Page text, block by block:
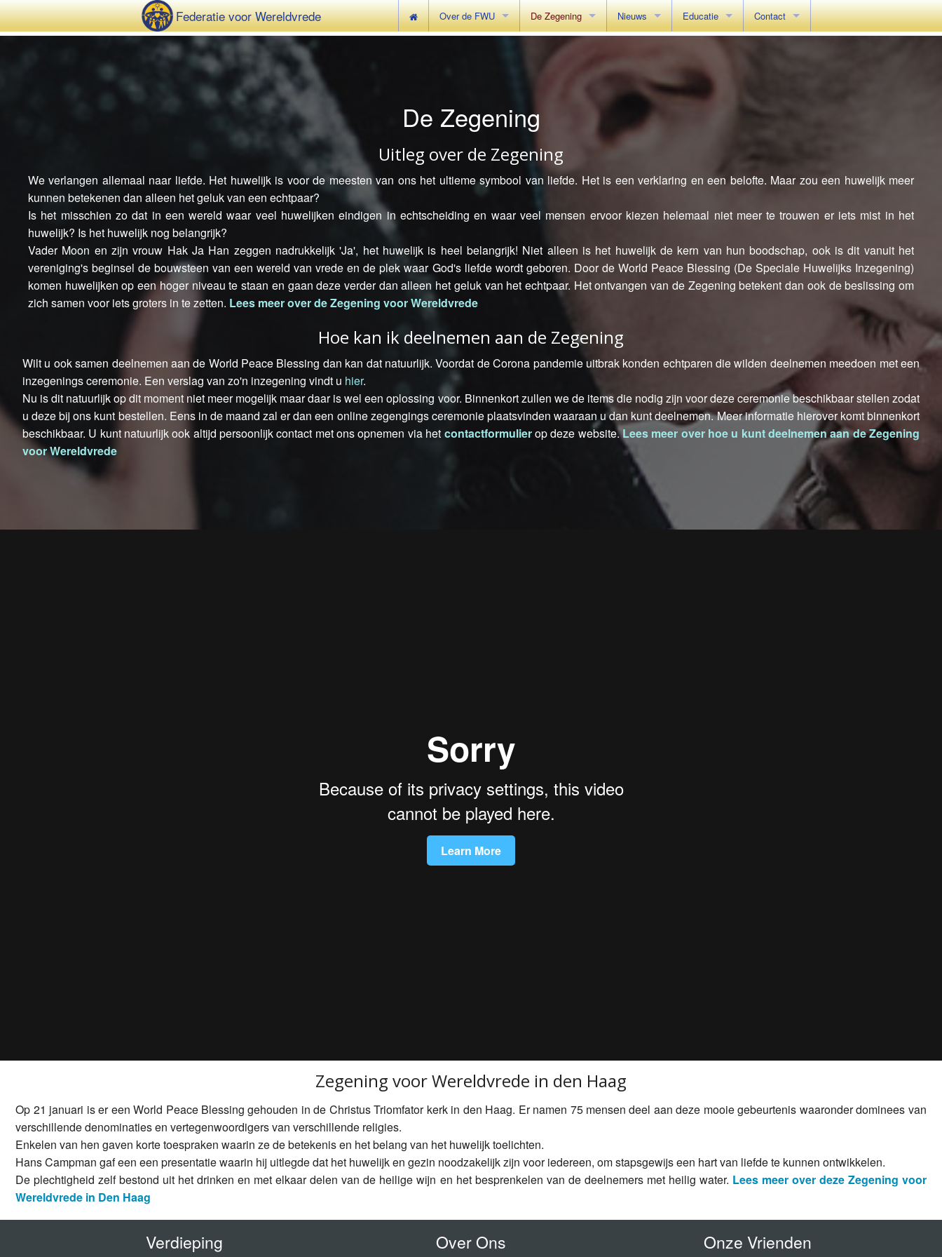
Federatie voor Wereldvrede Over de FWU
De Centenary Tentoonstelling
De Zegening
Uitleg over de Zegening
Hoe kan ik deelnemen aan de Zegening
Nieuws
Wereld Summit 2019
Educatie
Het Beginsel in 10 minuten
Het Beginsel: 6 Brochures
Het Beginsel: Origineel Boek (engels)
Contact
De Zegening
Uitleg over de Zegening
We verlangen allemaal naar liefde. Het huwelijk is voor de meesten van ons het ultieme symbool van liefde. Het is een verklaring en een belofte. Maar zou een huwelijk meer
kunnen betekenen dan alleen het geluk van een echtpaar?
Is het misschien zo dat in een wereld waar veel huwelijken eindigen in echtscheiding en waar veel mensen ervoor kiezen helemaal niet meer te trouwen er iets mist in het
huwelijk? Is het huwelijk nog belangrijk?
Vader Moon en zijn vrouw Hak Ja Han zeggen nadrukkelijk 'Ja', het huwelijk is heel belangrijk! Niet alleen is het huwelijk de kern van hun boodschap, ook is dit vanuit het
vereniging's beginsel de bouwsteen van een wereld van vrede en de plek waar God's liefde wordt geboren. Door de World Peace Blessing (De Speciale Huwelijks Inzegening)
komen huwelijken op een hoger niveau te staan en gaan deze verder dan alleen het geluk van het echtpaar. Het ontvangen van de Zegening betekent dan ook de beslissing om
zich samen voor iets groters in te zetten. Lees meer over de Zegening voor Wereldvrede
Hoe kan ik deelnemen aan de Zegening
Wilt u ook samen deelnemen aan de World Peace Blessing dan kan dat natuurlijk. Voordat de Corona pandemie uitbrak konden echtparen die wilden deelnemen meedoen met een
inzegenings ceremonie. Een verslag van zo'n inzegening vindt u hier.
Nu is dit natuurlijk op dit moment niet meer mogelijk maar daar is wel een oplossing voor. Binnenkort zullen we de items die nodig zijn voor deze ceremonie beschikbaar stellen zodat
u deze bij ons kunt bestellen. Eens in de maand zal er dan een online zegengings ceremonie plaatsvinden waaraan u dan kunt deelnemen. Meer informatie hierover komt binnenkort
beschikbaar. U kunt natuurlijk ook altijd persoonlijk contact met ons opnemen via het contactformulierop deze website.Lees meer over hoe u kunt deelnemen aan de Zegening
voor Wereldvrede
Zegening voor Wereldvrede in den Haag
Op 21 januari is er een World Peace Blessing gehouden in de Christus Triomfator kerk in den Haag. Er namen 75 mensen deel aan deze mooie gebeurtenis waaronder dominees van
verschillende denominaties en vertegenwoordigers van verschillende religies.
Enkelen van hen gaven korte toespraken waarin ze de betekenis en het belang van het huwelijk toelichten.
Hans Campman gaf een een presentatie waarin hij uitlegde dat het huwelijk en gezin noodzakelijk zijn voor iedereen, om stapsgewijs een hart van liefde te kunnen ontwikkelen.
De plechtigheid zelf bestond uit het drinken en met elkaar delen van de heilige wijn en het besprenkelen van de deelnemers met heilig water. Lees meer over deze Zegening voor
Wereldvrede in Den Haag
Verdieping Over Ons Onze Vrienden